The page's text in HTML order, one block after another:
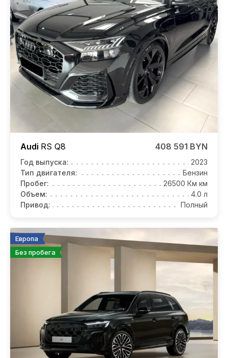
Audi RS Q8 408 591 BYN
Год выпуска:
2023
Тип двигателя:
Бензин
Пробег:
26500 Км км
Объем:
4.0 л
Привод:
Полный
Европа
Без пробега